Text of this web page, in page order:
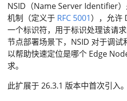
NSID（Name Server Identifier
机制（定义于 RFC 5001），允许
一个标识符，用于标识处理该请
节点部署场景下，NSID 对于调
以帮助快速定位是哪个 Edge
求。
此扩展于 26.3.1 版本中首次引入。